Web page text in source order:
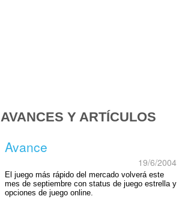
AVANCES Y ARTÍCULOS
Avance
19/6/2004
El juego más rápido del mercado volverá este
mes de septiembre con status de juego estrella y
opciones de juego online.